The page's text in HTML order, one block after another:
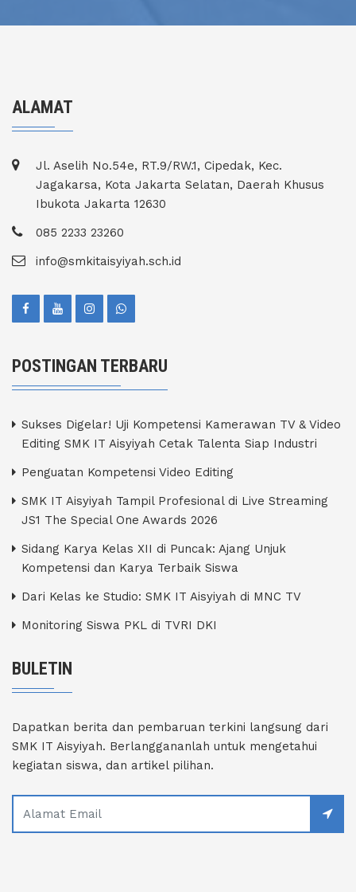
ALAMAT
Jl. Aselih No.54e, RT.9/RW.1, Cipedak, Kec.
Jagakarsa, Kota Jakarta Selatan, Daerah Khusus
Ibukota Jakarta 12630
085 2233 23260
info@smkitaisyiyah.sch.id
POSTINGAN TERBARU
Sukses Digelar! Uji Kompetensi Kamerawan TV & Video
Editing SMK IT Aisyiyah Cetak Talenta Siap Industri
Penguatan Kompetensi Video Editing
SMK IT Aisyiyah Tampil Profesional di Live Streaming
JS1 The Special One Awards 2026
Sidang Karya Kelas XII di Puncak: Ajang Unjuk
Kompetensi dan Karya Terbaik Siswa
Dari Kelas ke Studio: SMK IT Aisyiyah di MNC TV
Monitoring Siswa PKL di TVRI DKI
BULETIN
Dapatkan berita dan pembaruan terkini langsung dari
SMK IT Aisyiyah. Berlanggananlah untuk mengetahui
kegiatan siswa, dan artikel pilihan.